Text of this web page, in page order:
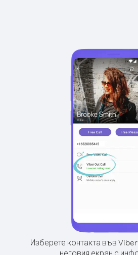
Изберете контакта във
неговия екран с